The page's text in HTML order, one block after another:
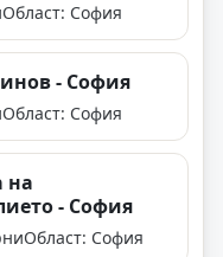
Област: София
- София
Област: София
на
- София
Област: София